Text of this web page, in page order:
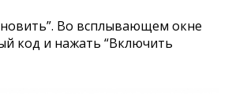
Во всплывающем окне
код и нажать “Включить